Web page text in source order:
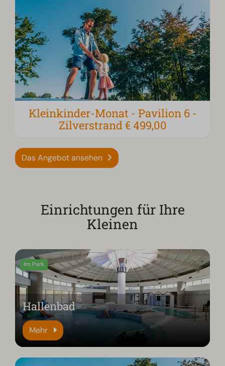
Kleinkinder-Monat - Pavilion 6 -
Zilverstrand € 499,00
Das Angebot ansehen
Einrichtungen für Ihre
Kleinen
Im Park
Hallenbad
Mehr